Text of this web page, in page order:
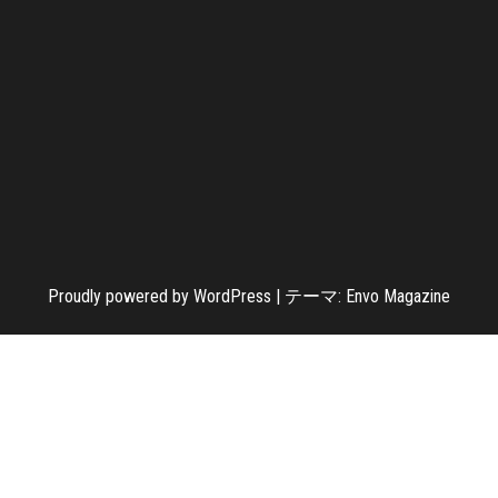
Proudly powered by WordPress テーマ: Envo Magazine